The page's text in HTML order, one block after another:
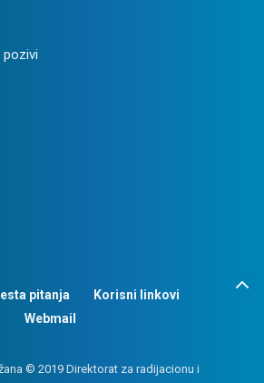
pozivi
pitanja
Korisni linkovi
Webmail
© 2019 Direktorat za radijacionu i